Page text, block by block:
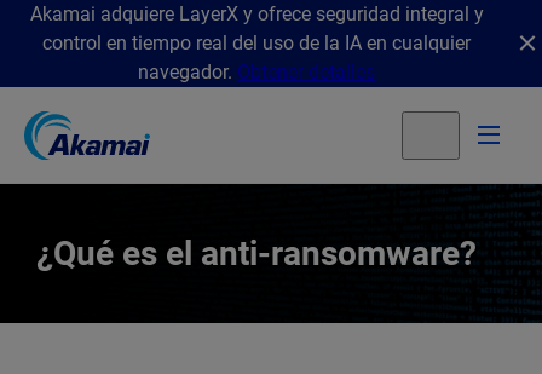
Akamai adquiere LayerX y ofrece seguridad integral y
control en tiempo real del uso de la IA en cualquier
navegador. Obtener detalles
¿Qué es el anti-ransomware?